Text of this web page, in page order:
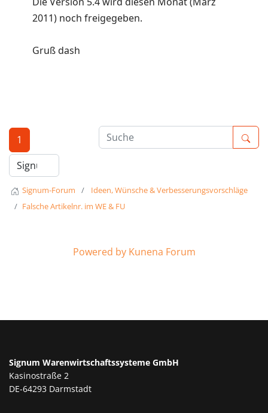
2011) noch freigegeben.
Gruß dash
1
Signum-Forum
Ideen, Wünsche & Verbesserungsvorschläge
Falsche Artikelnr. im WE & FU
Powered by Kunena Forum
Signum Warenwirtschaftssysteme GmbH
Kasinostraße 2
DE-64293 Darmstadt